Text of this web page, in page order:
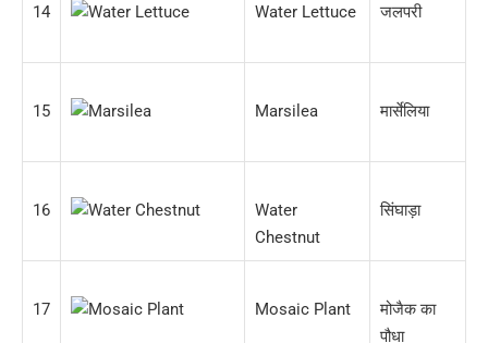
14 Water Lettuce जलपरी
15 Marsilea मार्सेलिया
16
Water
Chestnut
सिंघाड़ा
17 Mosaic Plant
मोजैक का
पौधा